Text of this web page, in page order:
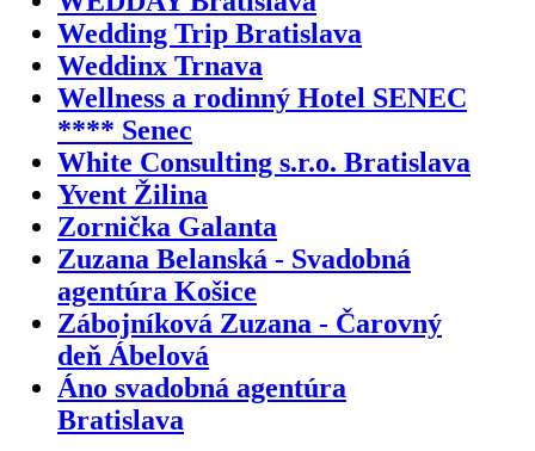
Wedding Trip Bratislava
Weddinx Trnava
Wellness a rodinný Hotel SENEC
**** Senec
White Consulting s.r.o. Bratislava
Yvent Žilina
Zornička Galanta
Zuzana Belanská - Svadobná
agentúra Košice
Zábojníková Zuzana - Čarovný
deň Ábelová
Áno svadobná agentúra
Bratislava